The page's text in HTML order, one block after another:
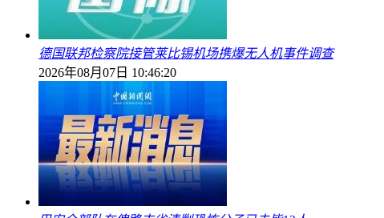
德国联邦检察院接管莱比锡机场携爆无人机事件调查
2026年08月07日 10:46:20